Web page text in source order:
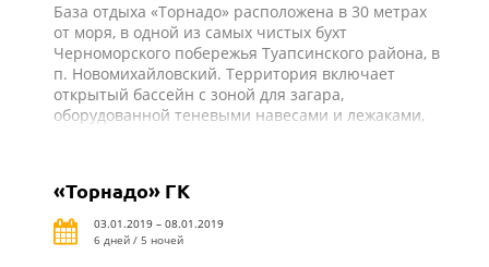
База отдыха «Торнадо» расположена в 30 метрах
от моря, в одной из самых чистых бухт
Черноморского побережья Туапсинского района, в
п. Новомихайловский. Территория включает
открытый бассейн с зоной для загара,
оборудованной теневыми навесами и лежаками,
«Торнадо» ГК
03.01.2019 – 08.01.2019
6 дней / 5 ночей